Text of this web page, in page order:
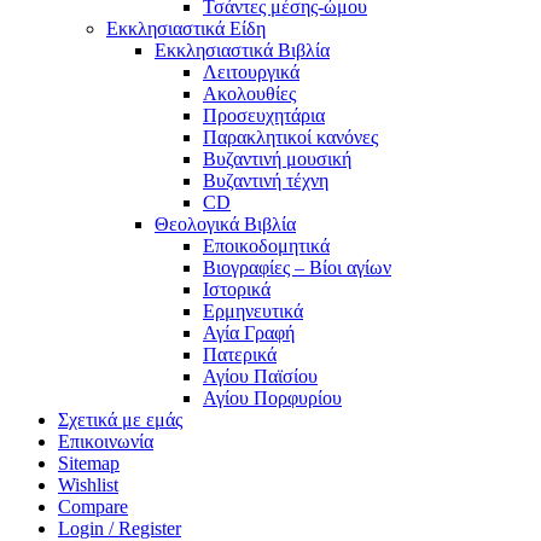
Τσάντες μέσης-ώμου
Εκκλησιαστικά Είδη
Εκκλησιαστικά Βιβλία
Λειτουργικά
Ακολουθίες
Προσευχητάρια
Παρακλητικοί κανόνες
Βυζαντινή μουσική
Βυζαντινή τέχνη
CD
Θεολογικά Βιβλία
Εποικοδομητικά
Βιογραφίες – Βίοι αγίων
Ιστορικά
Ερμηνευτικά
Αγία Γραφή
Πατερικά
Αγίου Παϊσίου
Αγίου Πορφυρίου
Σχετικά με εμάς
Επικοινωνία
Sitemap
Wishlist
Compare
Login / Register